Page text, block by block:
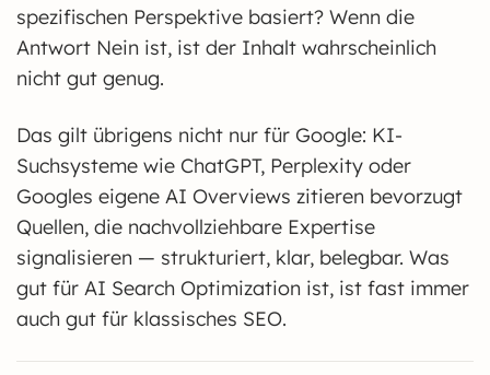
spezifischen Perspektive basiert? Wenn die
Antwort Nein ist, ist der Inhalt wahrscheinlich
nicht gut genug.
Das gilt übrigens nicht nur für Google: KI-
Suchsysteme wie ChatGPT, Perplexity oder
Googles eigene AI Overviews zitieren bevorzugt
Quellen, die nachvollziehbare Expertise
signalisieren — strukturiert, klar, belegbar. Was
gut für AI Search Optimization ist, ist fast immer
auch gut für klassisches SEO.